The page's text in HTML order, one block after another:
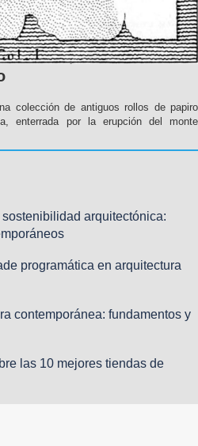
colección de antiguos rollos de papiro
enterrada por la erupción del monte
arquitectónica:
programática en arquitectura
contemporánea: fundamentos y
las 10 mejores tiendas de